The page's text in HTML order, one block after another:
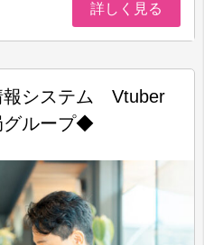
詳しく見る
システム Vtuber
ループ◆